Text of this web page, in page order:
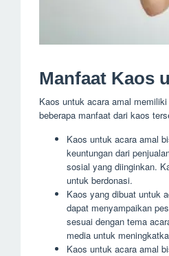
Manfaat Kaos
Kaos untuk acara amal
beberapa manfaat dari kaos
Kaos untuk acara amal
keuntungan dari
sosial yang diinginkan.
untuk berdonasi.
Kaos yang dibuat untuk
dapat menyampaikan
sesuai dengan tema
media untuk
Kaos untuk acara amal